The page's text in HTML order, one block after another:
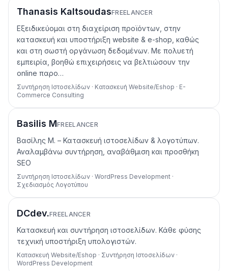
Thanasis KaltsoudasFREELANCER
Εξειδικεύομαι στη διαχείριση προϊόντων, στην
κατασκευή και υποστήριξη website & e-shop, καθώς
και στη σωστή οργάνωση δεδομένων. Με πολυετή
εμπειρία, βοηθώ επιχειρήσεις να βελτιώσουν την
online παρο…
Συντήρηση Ιστοσελίδων · Κατασκευή Website/Eshop · E-
Commerce Consulting
Basilis MFREELANCER
Βασίλης Μ. – Κατασκευή ιστοσελίδων & λογοτύπων.
Αναλαμβάνω συντήρηση, αναβάθμιση και προσθήκη
SEO
Συντήρηση Ιστοσελίδων · WordPress Development ·
Σχεδιασμός Λογοτύπου
DCdev.FREELANCER
Κατασκευή και συντήρηση ιστοσελίδων. Κάθε φύσης
τεχνική υποστήριξη υπολογιστών.
Κατασκευή Website/Eshop · Συντήρηση Ιστοσελίδων ·
WordPress Development